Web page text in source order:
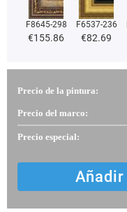
F8645-298
€155.86
F6537-236
€82.69
Precio de la pintura:
Precio del marco:
Precio especial: